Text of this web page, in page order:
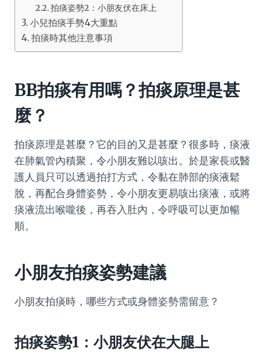
拍痰姿勢2：小朋友伏在床上
小兒拍痰手勢4大重點
拍痰時其他注意事項
BB拍痰有用嗎？拍痰原理是甚
麼？
拍痰原理是甚麼？它的目的又是甚麼？很多時，痰液
在肺氣管內積聚，令小朋友難以咳出。於是家長或醫
護人員只可以透過拍打方式，令黏在肺部的痰液鬆
脫，再配合身體姿勢，令小朋友更易咳出痰液，或將
痰液流出喉嚨後，再吞入肚內，令呼吸可以更加暢
順。
小朋友拍痰姿勢建議
小朋友拍痰時，哪些方式或身體姿勢需留意？
拍痰姿勢1：小朋友伏在大腿上